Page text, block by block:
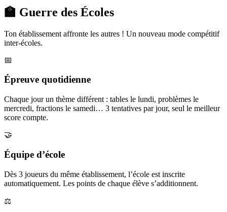
🏫 Guerre des Écoles
Ton établissement affronte les autres ! Un nouveau mode compétitif
inter-écoles.
📅
Épreuve quotidienne
Chaque jour un thème différent : tables le lundi, problèmes le
mercredi, fractions le samedi… 3 tentatives par jour, seul le meilleur
score compte.
🤝
Équipe d’école
Dès 3 joueurs du même établissement, l’école est inscrite
automatiquement. Les points de chaque élève s’additionnent.
⚖️